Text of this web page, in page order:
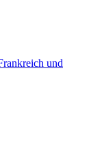
und